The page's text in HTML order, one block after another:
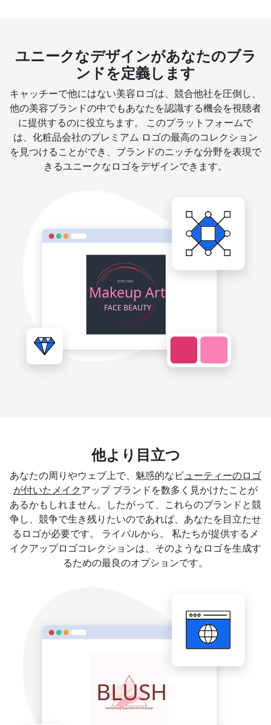
ユニークなデザインがあなたのブラ
ンドを定義します
キャッチーで他にはない美容ロゴは、競合他社を圧倒し、
他の美容ブランドの中でもあなたを認識する機会を視聴者
に提供するのに役立ちます。 このプラットフォームで
は、化粧品会社のプレミアム ロゴの最高のコレクション
を見つけることができ、ブランドのニッチな分野を表現で
きるユニークなロゴをデザインできます。
他より目立つ
あなたの周りやウェブ上で、魅惑的なビ ューティーのロゴ
が付いたメイク アップ ブランドを数多く見かけたことが
あるかもしれません。したがって、これらのブランドと競
争し、競争で生き残りたいのであれば、あなたを目立たせ
るロゴが必要です。 ライバルから。 私たちが提供するメ
イクアップロゴコレクションは、そのようなロゴを生成す
るための最良のオプションです。